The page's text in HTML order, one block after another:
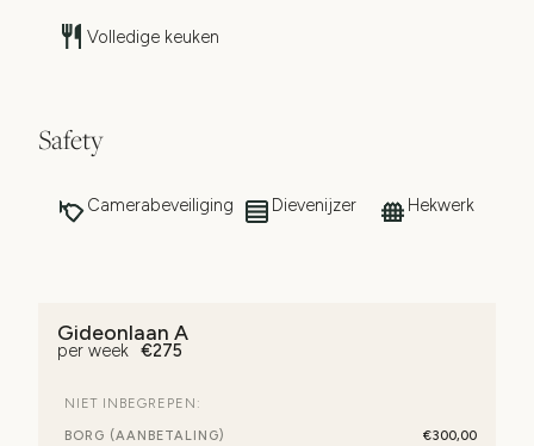
Volledige keuken
Safety
Camerabeveiliging Dievenijzer Hekwerk
Gideonlaan A
per week €275
NIET INBEGREPEN:
BORG (AANBETALING) €300,00